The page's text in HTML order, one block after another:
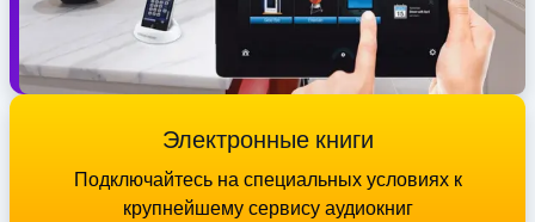
Электронные книги
Подключайтесь на специальных условиях к
крупнейшему сервису аудиокниг